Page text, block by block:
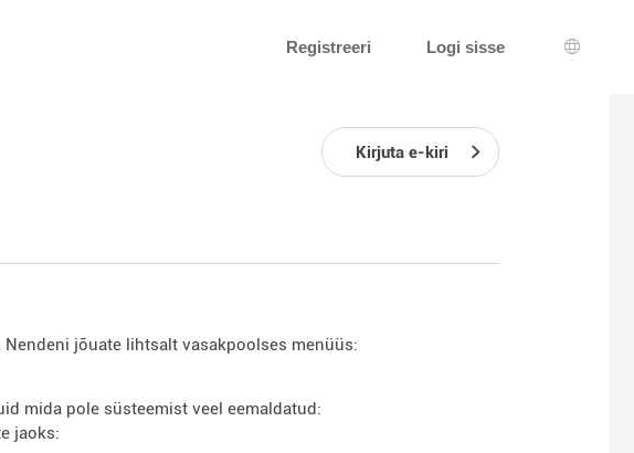
Registreeri Logi sisse
Kirjuta e-kiri
jõuate lihtsalt vasakpoolses menüüs:
mida pole süsteemist veel eemaldatud:
jaoks: